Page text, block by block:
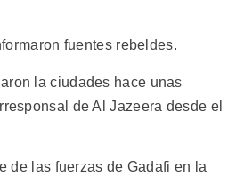
fuentes rebeldes.
la ciudades hace unas
de Al Jazeera desde el
de las fuerzas de Gadafi en la